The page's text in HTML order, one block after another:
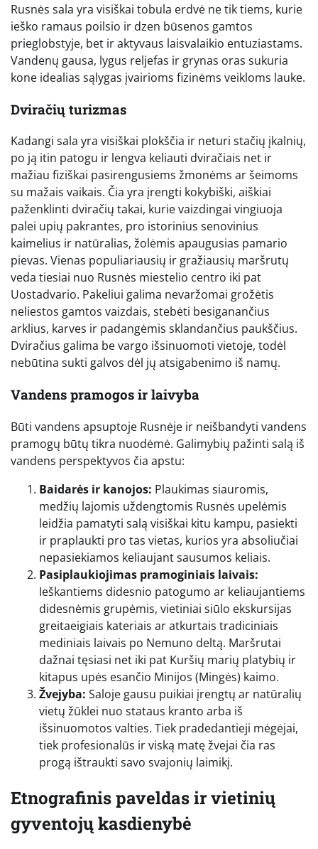
Rusnės sala yra visiškai tobula erdvė ne tik tiems, kurie
ieško ramaus poilsio ir dzen būsenos gamtos
prieglobstyje, bet ir aktyvaus laisvalaikio entuziastams.
Vandenų gausa, lygus reljefas ir grynas oras sukuria
kone idealias sąlygas įvairioms fizinėms veikloms lauke.
Dviračių turizmas
Kadangi sala yra visiškai plokščia ir neturi stačių įkalnių,
po ją itin patogu ir lengva keliauti dviračiais net ir
mažiau fiziškai pasirengusiems žmonėms ar šeimoms
su mažais vaikais. Čia yra įrengti kokybiški, aiškiai
paženklinti dviračių takai, kurie vaizdingai vingiuoja
palei upių pakrantes, pro istorinius senovinius
kaimelius ir natūralias, žolėmis apaugusias pamario
pievas. Vienas populiariausių ir gražiausių maršrutų
veda tiesiai nuo Rusnės miestelio centro iki pat
Uostadvario. Pakeliui galima nevaržomai grožėtis
neliestos gamtos vaizdais, stebėti besiganančius
arklius, karves ir padangėmis sklandančius paukščius.
Dviračius galima be vargo išsinuomoti vietoje, todėl
nebūtina sukti galvos dėl jų atsigabenimo iš namų.
Vandens pramogos ir laivyba
Būti vandens apsuptoje Rusnėje ir neišbandyti vandens
pramogų būtų tikra nuodėmė. Galimybių pažinti salą iš
vandens perspektyvos čia apstu:
Baidarės ir kanojos: Plaukimas siauromis,
medžių lajomis uždengtomis Rusnės upelėmis
leidžia pamatyti salą visiškai kitu kampu, pasiekti
ir praplaukti pro tas vietas, kurios yra absoliučiai
nepasiekiamos keliaujant sausumos keliais.
Pasiplaukiojimas pramoginiais laivais:
Ieškantiems didesnio patogumo ar keliaujantiems
didesnėmis grupėmis, vietiniai siūlo ekskursijas
greitaeigiais kateriais ar atkurtais tradiciniais
mediniais laivais po Nemuno deltą. Maršrutai
dažnai tęsiasi net iki pat Kuršių marių platybių ir
kitapus upės esančio Minijos (Mingės) kaimo.
Žvejyba: Saloje gausu puikiai įrengtų ar natūralių
vietų žūklei nuo stataus kranto arba iš
išsinuomotos valties. Tiek pradedantieji mėgėjai,
tiek profesionalūs ir viską matę žvejai čia ras
progą ištraukti savo svajonių laimikį.
Etnografinis paveldas ir vietinių
gyventojų kasdienybė